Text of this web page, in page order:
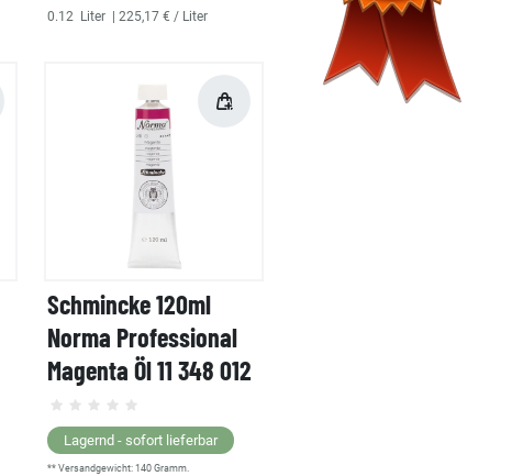
0.12 Liter | 225,17 € / Liter
Schmincke 120ml
Norma Professional
Magenta Öl 11 348 012
Lagernd - sofort lieferbar
** Versandgewicht: 140 Gramm.